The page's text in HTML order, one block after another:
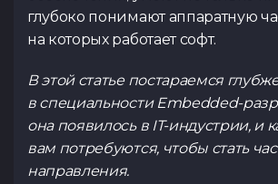
Python/
глубоко понимают аппаратную
на которых работает софт.
В этой статье постараемся
в специальности Embedded-
она появилось в IT-индустрии, и
вам потребуются, чтобы стать
направления.